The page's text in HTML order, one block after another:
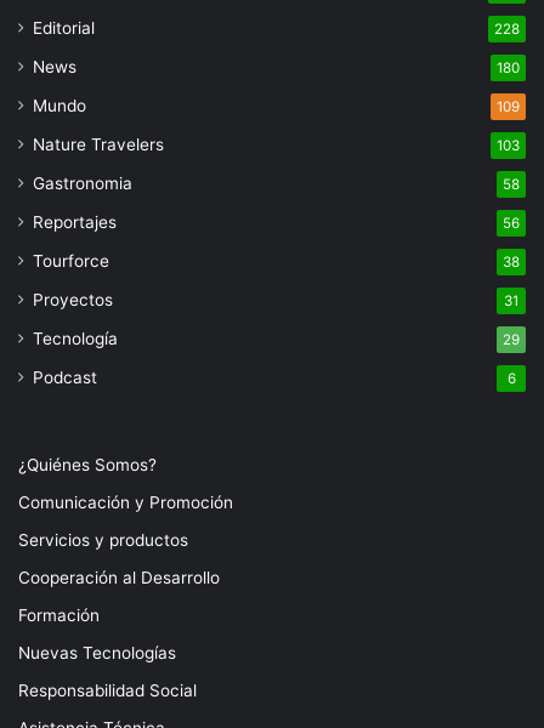
Editorial 228
News 180
Mundo 109
Nature Travelers 103
Gastronomia 58
Reportajes 56
Tourforce 38
Proyectos 31
Tecnología 29
Podcast 6
¿Quiénes Somos?
Comunicación y Promoción
Servicios y productos
Cooperación al Desarrollo
Formación
Nuevas Tecnologías
Responsabilidad Social